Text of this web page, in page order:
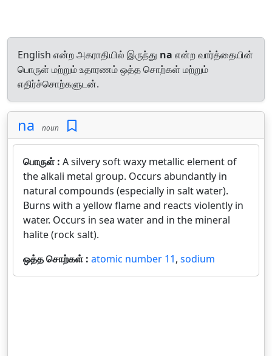
English என்ற அகராதியில் இருந்து na என்ற வார்த்தையின்
பொருள் மற்றும் உதாரணம் ஒத்த சொற்கள் மற்றும்
எதிர்ச்சொற்களுடன்.
na noun
பொருள் : A silvery soft waxy metallic element of
the alkali metal group. Occurs abundantly in
natural compounds (especially in salt water).
Burns with a yellow flame and reacts violently in
water. Occurs in sea water and in the mineral
halite (rock salt).
ஒத்த சொற்கள் : atomic number 11, sodium